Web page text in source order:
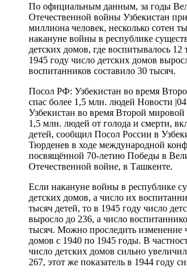
По официальным данным, за годы
Отечественной войны Узбекистан
миллиона человек, несколько сотен
накануне войны в республике
детских домов, где воспитывалось 12
1945 году число детских домов
воспитанников составило 30 тысяч.
Посол РФ: Узбекистан во время
спас более 1,5 млн. людей Новости
Узбекистан во время Второй
1,5 млн. людей от голода и смерти,
детей, сообщил Посол России в
Тюрденев в ходе международной
посвящённой 70-летию Победы в
Отечественной войне, в Ташкенте.
Если накануне войны в республике
детских домов, а число их
тысяч детей, то в 1945 году число
выросло до 236, а число
тысяч. Можно проследить изменение
домов с 1940 по 1945 годы. В
число детских домов сильно
267, этот же показатель в 1944 году